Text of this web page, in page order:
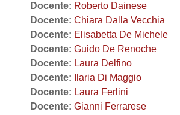
Docente: Roberto Dainese
Docente: Chiara Dalla Vecchia
Docente: Elisabetta De Michele
Docente: Guido De Renoche
Docente: Laura Delfino
Docente:
Ilaria Di Maggio
Docente: Laura Ferlini
Docente: Gianni Ferrarese